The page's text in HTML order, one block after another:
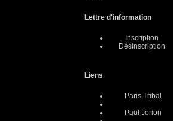
Lettre d'information
Inscription
Désinscription
Liens
Paris Tribal
Paul Jorion